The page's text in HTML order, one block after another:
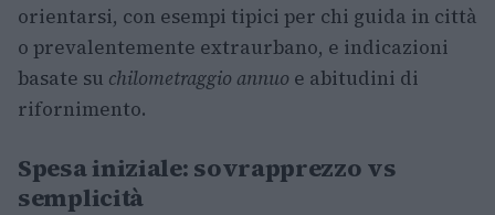
orientarsi, con esempi tipici per chi guida in città
o prevalentemente extraurbano, e indicazioni
basate su chilometraggio annuo e abitudini di
rifornimento.
Spesa iniziale: sovrapprezzo vs
semplicità